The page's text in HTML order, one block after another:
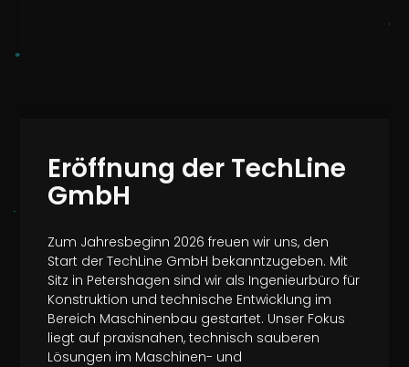
Eröffnung der TechLine
GmbH
Zum Jahresbeginn 2026 freuen wir uns, den
Start der TechLine GmbH bekanntzugeben. Mit
Sitz in Petershagen sind wir als Ingenieurbüro für
Konstruktion und technische Entwicklung im
Bereich Maschinenbau gestartet. Unser Fokus
liegt auf praxisnahen, technisch sauberen
Lösungen im Maschinen- und